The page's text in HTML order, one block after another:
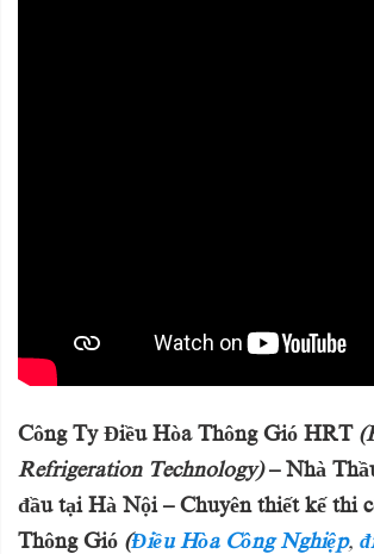
Công Ty Điều Hòa Thông Gió HRT
Refrigeration Technology)– Nhà
đầu tại Hà Nội – Chuyên thiết kế thi
Thông Gió (Điều Hòa Công Nghiệp,